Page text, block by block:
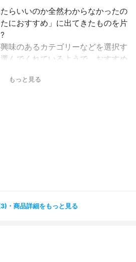
らいいのか全然わからなかったの
におすすめ」に出てきたものを片
味のあるカテゴリーなどを選択す
んでくれているようで、おすすめ
るので、飽きないですし、見てい
が経ってました?
もっと見る
・商品詳細をもっと見る